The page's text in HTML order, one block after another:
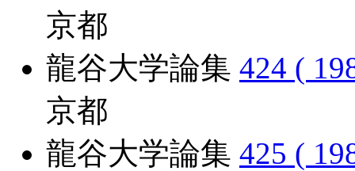
京都
龍谷大学論集 424 (
京都
龍谷大学論集 425 (